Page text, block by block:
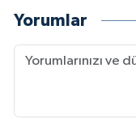
Yorumlar